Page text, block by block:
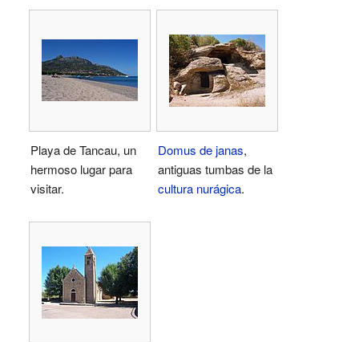
Playa de Tancau, un
hermoso lugar para
visitar.
Domus de janas,
antiguas tumbas de la
cultura nurágica.